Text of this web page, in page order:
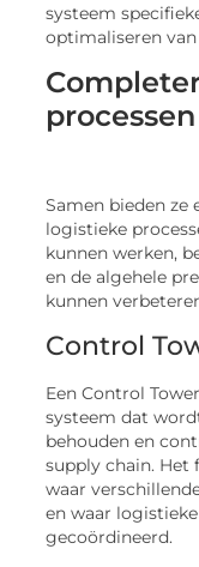
systeem
optimaliseren
processen
Samen bieden ze
logistieke
kunnen werken,
en de algehele
kunnen
Control
Een Control
systeem dat
behouden en
supply chain. Het
waar
en waar
gecoördineerd.